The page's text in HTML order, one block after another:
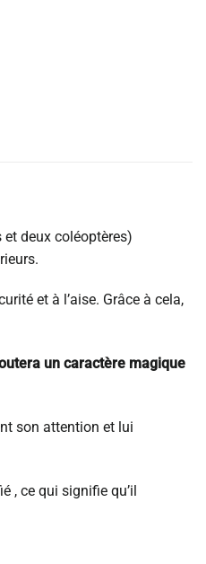
deux coléoptères)
et à l’aise. Grâce à cela,
un caractère magique
son attention et lui
, ce qui signifie qu’il